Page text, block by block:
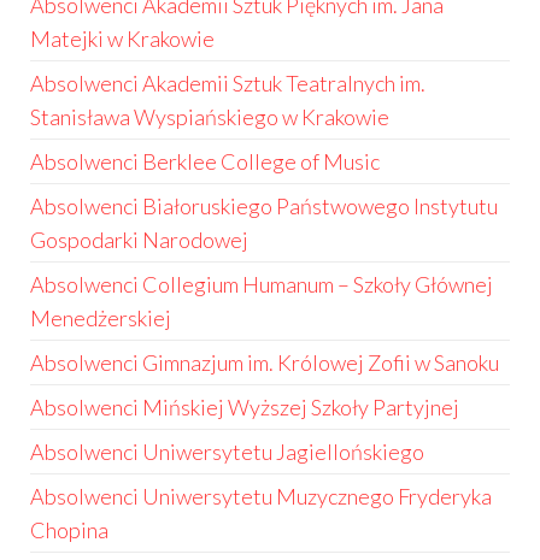
Matejki w Krakowie
Absolwenci Akademii Sztuk Teatralnych im.
Stanisława Wyspiańskiego w Krakowie
Absolwenci Berklee College of Music
Absolwenci Białoruskiego Państwowego Instytutu
Gospodarki Narodowej
Absolwenci Collegium Humanum – Szkoły Głównej
Menedżerskiej
Absolwenci Gimnazjum im. Królowej Zofii w Sanoku
Absolwenci Mińskiej Wyższej Szkoły Partyjnej
Absolwenci Uniwersytetu Jagiellońskiego
Absolwenci Uniwersytetu Muzycznego Fryderyka
Chopina